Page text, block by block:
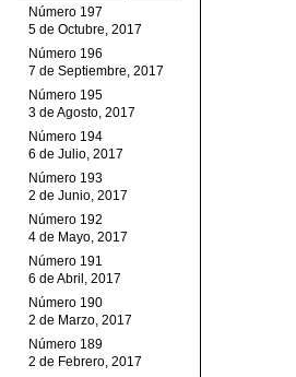
Número 197
5 de Octubre, 2017
Número 196
7 de Septiembre, 2017
Número 195
3 de Agosto, 2017
Número 194
6 de Julio, 2017
Número 193
2 de Junio, 2017
Número 192
4 de Mayo, 2017
Número 191
6 de Abril, 2017
Número 190
2 de Marzo, 2017
Número 189
2 de Febrero, 2017